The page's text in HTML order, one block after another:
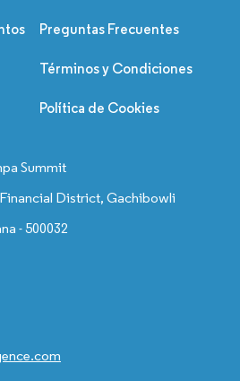
Preguntas Frecuentes
Términos y Condiciones
Política de Cookies
Summit
District, Gachibowli
- 500032